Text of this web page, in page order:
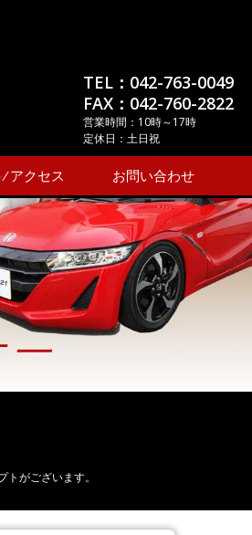
TEL：042-763-0049
FAX：042-760-2822
営業時間：10時～17時
定休日：土日祝
アクセス お問い合わせ
がございます。